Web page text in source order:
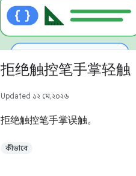
拒绝触控笔手掌轻触
Updated ১২ মে, ২০২৬
拒绝触控笔手掌误触。
কীভাবে